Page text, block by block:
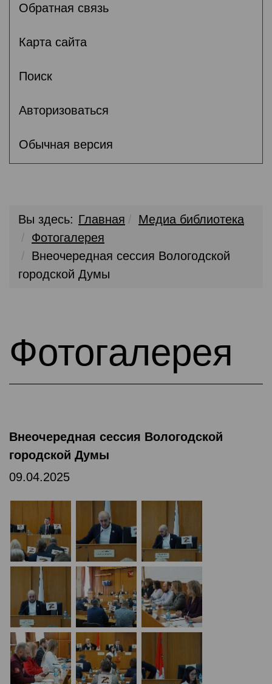
Обратная связь
Карта сайта
Поиск
Авторизоваться
Обычная версия
Вы здесь: Главная
Медиа библиотека
Фотогалерея
Внеочередная сессия Вологодской
городской Думы
Фотогалерея
Внеочередная сессия Вологодской
городской Думы
09.04.2025